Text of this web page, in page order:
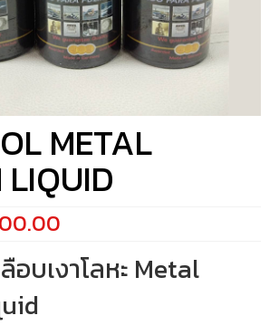
METAL
LIQUID
is:
฿400.00.
อบเงาโลหะ Metal